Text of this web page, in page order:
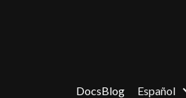
DocsBlog Español